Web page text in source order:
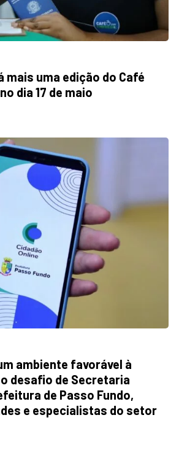
uma edição do Café
dia 17 de maio
ambiente favorável à
desafio de Secretaria
de Passo Fundo,
e especialistas do setor